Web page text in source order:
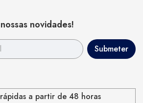
novidades!
a partir de 48 horas